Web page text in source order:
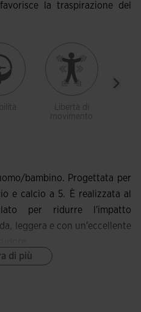
la traspirazione del
Libertà di
movimento
bambino. Progettata per
e calcio a 5. È realizzata al
per ridurre l'impatto
leggera e con un'eccellente
di più